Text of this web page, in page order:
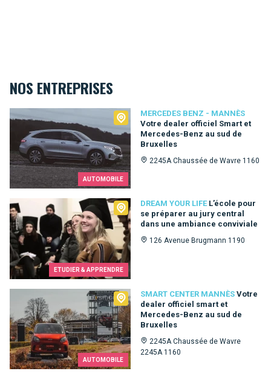
NOS ENTREPRISES
AUTOMOBILE
MERCEDES BENZ - MANNÈS
Votre dealer officiel Smart et
Mercedes-Benz au sud de
Bruxelles
2245A Chaussée de Wavre 1160
Mercedes Benz - Mannès
ETUDIER & APPRENDRE
DREAM YOUR LIFE L’école pour
se préparer au jury central
dans une ambiance conviviale
126 Avenue Brugmann 1190
Dream Your Life
AUTOMOBILE
SMART CENTER MANNÈS Votre
dealer officiel smart et
Mercedes-Benz au sud de
Bruxelles
2245A Chaussée de Wavre
2245A 1160
Smart Center Mannès